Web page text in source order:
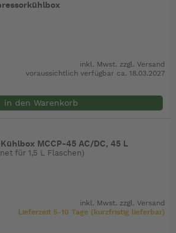
inkl. Mwst. zzgl.Versand
voraussichtlich verfügbar ca. 18.03.2027
in den Warenkorb
MCCP-45 AC/DC, 45 L
für 1,5 L Flaschen)
inkl. Mwst. zzgl.Versand
Lieferzeit 5-10 Tage (kurzfristig lieferbar)